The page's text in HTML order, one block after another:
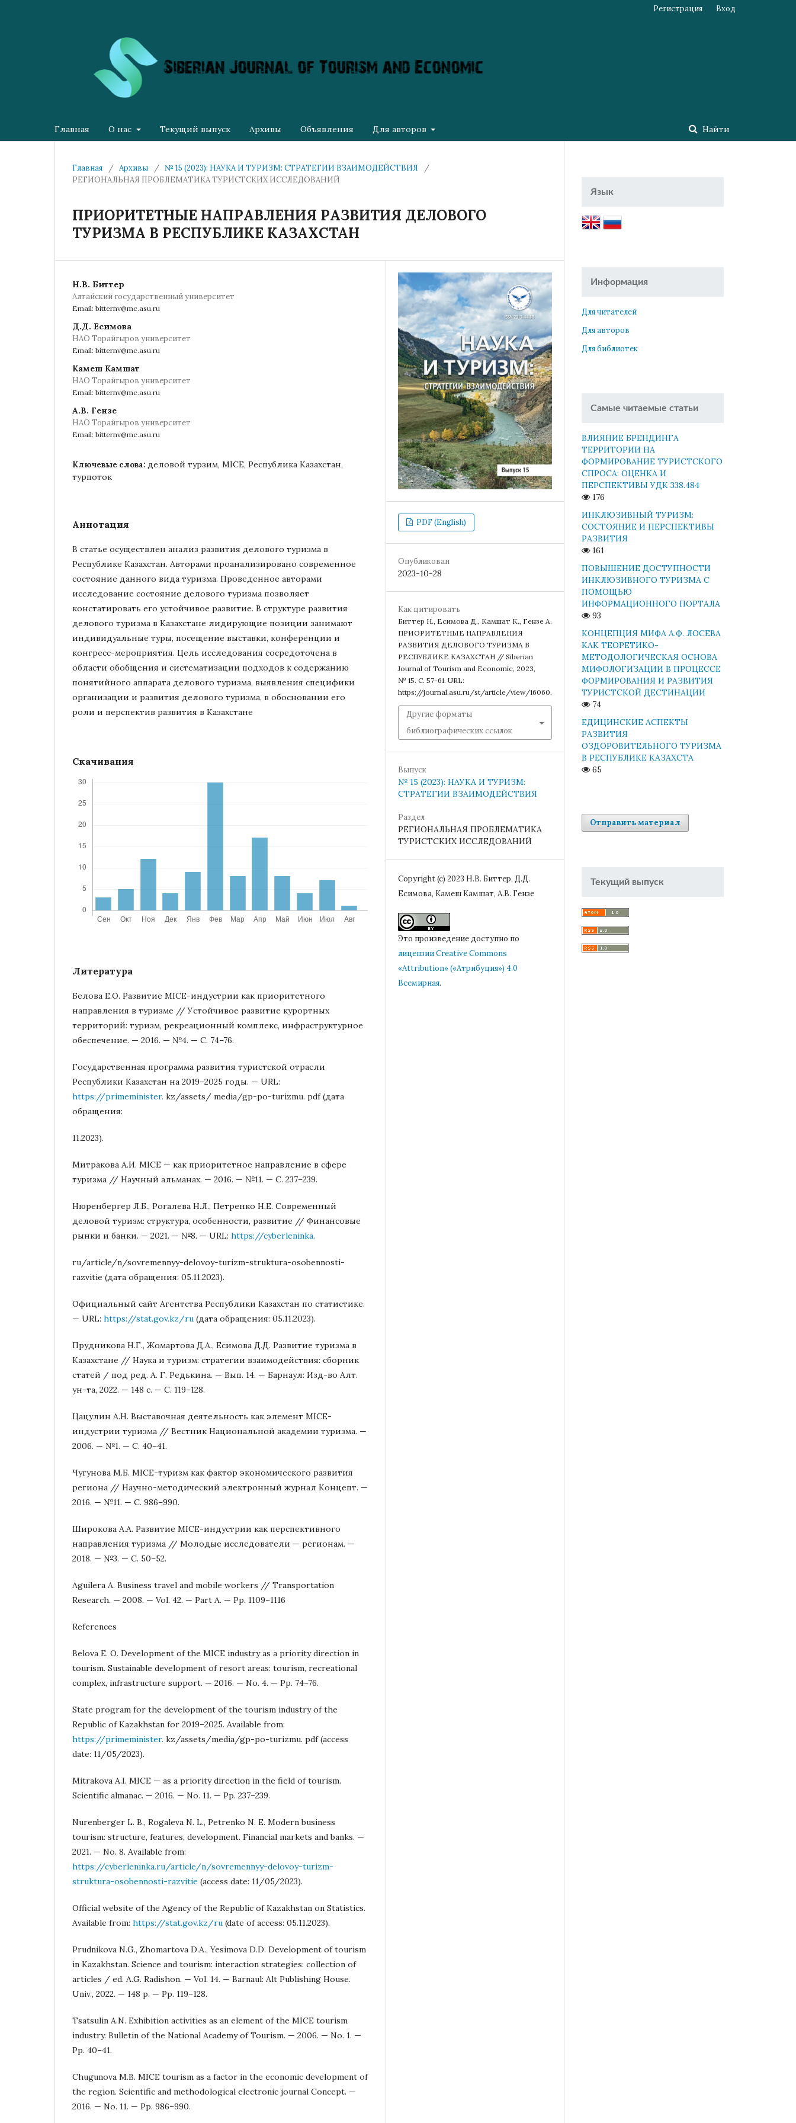
Главная О нас Текущий выпуск Архивы Объявления Для авторов Найти
Регистрация Вход
Главная / Архивы / № 15 (2023): НАУКА И ТУРИЗМ: СТРАТЕГИИ ВЗАИМОДЕЙСТВИЯ
/
РЕГИОНАЛЬНАЯ ПРОБЛЕМАТИКА ТУРИСТСКИХ ИССЛЕДОВАНИЙ
ПРИОРИТЕТНЫЕ НАПРАВЛЕНИЯ РАЗВИТИЯ ДЕЛОВОГО
ТУРИЗМА В РЕСПУБЛИКЕ КАЗАХСТАН
Н.В. Биттер
Алтайский государственный университет
Email: bitternv@mc.asu.ru
Д.Д. Есимова
НАО Торайгыров университет
Email: bitternv@mc.asu.ru
Камеш Камшат
НАО Торайгыров университет
Email: bitternv@mc.asu.ru
А.В. Гензе
НАО Торайгыров университет
Email: bitternv@mc.asu.ru
Ключевые слова: деловой турзим, MICE, Республика Казахстан,
турпоток
Аннотация
В статье осуществлен анализ развития делового туризма в
Республике Казахстан. Авторами проанализировано современное
состояние данного вида туризма. Проведенное авторами
исследование состояние делового туризма позволяет
констатировать его устойчивое развитие. В структуре развития
делового туризма в Казахстане лидирующие позиции занимают
индивидуальные туры, посещение выставки, конференции и
конгресс-мероприятия. Цель исследования сосредоточена в
области обобщения и систематизации подходов к содержанию
понятийного аппарата делового туризма, выявления специфики
организации и развития делового туризма, в обосновании его
роли и перспектив развития в Казахстане
Скачивания
Литература
Белова Е.О. Развитие MICE-индустрии как приоритетного
направления в туризме // Устойчивое развитие курортных
территорий: туризм, рекреационный комплекс, инфраструктурное
обеспечение. — 2016. — №4. — С. 74–76.
Государственная программа развития туристской отрасли
Республики Казахстан на 2019–2025 годы. — URL:
https://primeminister. kz/assets/ media/gp-po-turizmu. pdf (дата
обращения:
11.2023).
Митракова А.И. MICE — как приоритетное направление в сфере
туризма // Научный альманах. — 2016. — №11. — С. 237–239.
Нюренбергер Л.Б., Рогалева Н.Л., Петренко Н.Е. Современный
деловой туризм: структура, особенности, развитие // Финансовые
рынки и банки. — 2021. — №8. — URL: https://cyberleninka.
ru/article/n/sovremennyy-delovoy-turizm-struktura-osobennosti-
razvitie (дата обращения: 05.11.2023).
Официальный сайт Агентства Республики Казахстан по статистике.
— URL: https://stat.gov.kz/ru (дата обращения: 05.11.2023).
Прудникова Н.Г., Жомартова Д.А., Есимова Д.Д. Развитие туризма в
Казахстане // Наука и туризм: стратегии взаимодействия: сборник
статей / под ред. А. Г. Редькина. — Вып. 14. — Барнаул: Изд-во Алт.
ун-та, 2022. — 148 c. — С. 119–128.
Цацулин А.Н. Выставочная деятельность как элемент MICE-
индустрии туризма // Вестник Национальной академии туризма. —
2006. — №1. — С. 40–41.
Чугунова М.Б. MICE-туризм как фактор экономического развития
региона // Научно-методический электронный журнал Концепт. —
2016. — №11. — С. 986–990.
Широкова А.А. Развитие MICE-индустрии как перспективного
направления туризма // Молодые исследователи — регионам. —
2018. — №3. — С. 50–52.
Aguilera A. Business travel and mobile workers // Transportation
Research. — 2008. — Vol. 42. — Part A. — Pp. 1109–1116
References
Belova E. O. Development of the MICE industry as a priority direction in
tourism. Sustainable development of resort areas: tourism, recreational
complex, infrastructure support. — 2016. — No. 4. — Pp. 74–76.
State program for the development of the tourism industry of the
Republic of Kazakhstan for 2019–2025. Available from:
https://primeminister. kz/assets/media/gp-po-turizmu. pdf (access
date: 11/05/2023).
Mitrakova A.I. MICE — as a priority direction in the field of tourism.
Scientific almanac. — 2016. — No. 11. — Pp. 237–239.
Nurenberger L. B., Rogaleva N. L., Petrenko N. E. Modern business
tourism: structure, features, development. Financial markets and banks. —
2021. — No. 8. Available from:
https://cyberleninka.ru/article/n/sovremennyy-delovoy-turizm-
struktura-osobennosti-razvitie (access date: 11/05/2023).
Official website of the Agency of the Republic of Kazakhstan on Statistics.
Available from: https://stat.gov.kz/ru (date of access: 05.11.2023).
Prudnikova N.G., Zhomartova D.A., Yesimova D.D. Development of tourism
in Kazakhstan. Science and tourism: interaction strategies: collection of
articles / ed. A.G. Radishon. — Vol. 14. — Barnaul: Alt Publishing House.
Univ., 2022. — 148 p. — Pp. 119–128.
Tsatsulin A.N. Exhibition activities as an element of the MICE tourism
industry. Bulletin of the National Academy of Tourism. — 2006. — No. 1. —
Pp. 40–41.
Chugunova M.B. MICE tourism as a factor in the economic development of
the region. Scientific and methodological electronic journal Concept. —
2016. — No. 11. — Pp. 986–990.
PDF (English)
Опубликован
2023-10-28
Как цитировать
Биттер Н., Есимова Д., Камшат К., Гензе А.
ПРИОРИТЕТНЫЕ НАПРАВЛЕНИЯ
РАЗВИТИЯ ДЕЛОВОГО ТУРИЗМА В
РЕСПУБЛИКЕ КАЗАХСТАН // Siberian
Journal of Tourism and Economic, 2023,
№ 15. С. 57-61. URL:
https://journal.asu.ru/st/article/view/16060.
Другие форматы
библиографических ссылок
Выпуск
№ 15 (2023): НАУКА И ТУРИЗМ:
СТРАТЕГИИ ВЗАИМОДЕЙСТВИЯ
Раздел
РЕГИОНАЛЬНАЯ ПРОБЛЕМАТИКА
ТУРИСТСКИХ ИССЛЕДОВАНИЙ
Copyright (c) 2023 Н.В. Биттер, Д.Д.
Есимова, Камеш Камшат, А.В. Гензе
Это произведение доступно по
лицензии Creative Commons
«Attribution» («Атрибуция») 4.0
Всемирная.
Язык
Информация
Для читателей
Для авторов
Для библиотек
Самые читаемые статьи
ВЛИЯНИЕ БРЕНДИНГА
ТЕРРИТОРИИ НА
ФОРМИРОВАНИЕ ТУРИСТСКОГО
СПРОСА: ОЦЕНКА И
ПЕРСПЕКТИВЫ УДК 338.484
176
ИНКЛЮЗИВНЫЙ ТУРИЗМ:
СОСТОЯНИЕ И ПЕРСПЕКТИВЫ
РАЗВИТИЯ
161
ПОВЫШЕНИЕ ДОСТУПНОСТИ
ИНКЛЮЗИВНОГО ТУРИЗМА С
ПОМОЩЬЮ
ИНФОРМАЦИОННОГО ПОРТАЛА
93
КОНЦЕПЦИЯ МИФА А.Ф. ЛОСЕВА
КАК ТЕОРЕТИКО-
МЕТОДОЛОГИЧЕСКАЯ ОСНОВА
МИФОЛОГИЗАЦИИ В ПРОЦЕССЕ
ФОРМИРОВАНИЯ И РАЗВИТИЯ
ТУРИСТСКОЙ ДЕСТИНАЦИИ
74
ЕДИЦИНСКИЕ АСПЕКТЫ
РАЗВИТИЯ
ОЗДОРОВИТЕЛЬНОГО ТУРИЗМА
В РЕСПУБЛИКЕ КАЗАХСТА
65
Отправить материал
Текущий выпуск